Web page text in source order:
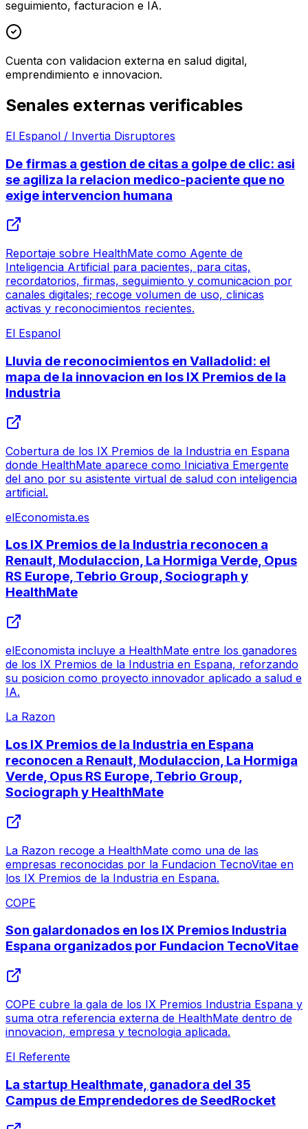
seguimiento, facturacion e IA.
Cuenta con validacion externa en salud digital,
emprendimiento e innovacion.
Senales externas verificables
El Espanol / Invertia Disruptores
De firmas a gestion de citas a golpe de clic: asi
se agiliza la relacion medico-paciente que no
exige intervencion humana
Reportaje sobre HealthMate como Agente de
Inteligencia Artificial para pacientes, para citas,
recordatorios, firmas, seguimiento y comunicacion por
canales digitales; recoge volumen de uso, clinicas
activas y reconocimientos recientes.
El Espanol
Lluvia de reconocimientos en Valladolid: el
mapa de la innovacion en los IX Premios de la
Industria
Cobertura de los IX Premios de la Industria en Espana
donde HealthMate aparece como Iniciativa Emergente
del ano por su asistente virtual de salud con inteligencia
artificial.
elEconomista.es
Los IX Premios de la Industria reconocen a
Renault, Modulaccion, La Hormiga Verde, Opus
RS Europe, Tebrio Group, Sociograph y
HealthMate
elEconomista incluye a HealthMate entre los ganadores
de los IX Premios de la Industria en Espana, reforzando
su posicion como proyecto innovador aplicado a salud e
IA.
La Razon
Los IX Premios de la Industria en Espana
reconocen a Renault, Modulaccion, La Hormiga
Verde, Opus RS Europe, Tebrio Group,
Sociograph y HealthMate
La Razon recoge a HealthMate como una de las
empresas reconocidas por la Fundacion TecnoVitae en
los IX Premios de la Industria en Espana.
COPE
Son galardonados en los IX Premios Industria
Espana organizados por Fundacion TecnoVitae
COPE cubre la gala de los IX Premios Industria Espana y
suma otra referencia externa de HealthMate dentro de
innovacion, empresa y tecnologia aplicada.
El Referente
La startup Healthmate, ganadora del 35
Campus de Emprendedores de SeedRocket